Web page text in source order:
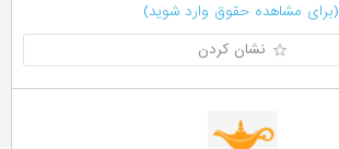
(برای مشاهده حقوق وارد شوید)
نشان کردن